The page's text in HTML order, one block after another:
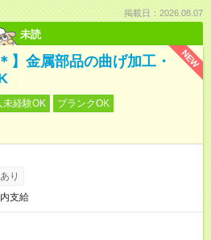
掲載日：2026.08.07
未読
NEW
】金属部品の曲げ加工・
未経験OK
ブランクOK
り
支給